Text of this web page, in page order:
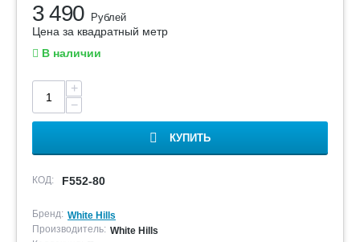
3 490 Рублей
Цена за квадратный метр
В наличии
+
−
КУПИТЬ
КОД: F552-80
Бренд: White Hills
Производитель: White Hills